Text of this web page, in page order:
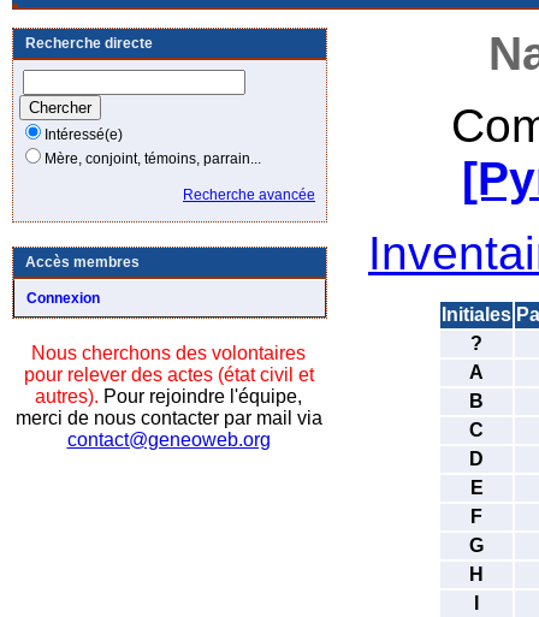
Recherche directe
Intéressé(e)
Mère, conjoint, témoins, parrain...
Recherche avancée
Accès membres
Connexion
Nous cherchons des volontaires
pour relever des actes (état civil et
autres). Pour rejoindre l'équipe,
merci de nous contacter par mail via
contact@geneoweb.org
Initiales
?
A
B
C
D
E
F
G
H